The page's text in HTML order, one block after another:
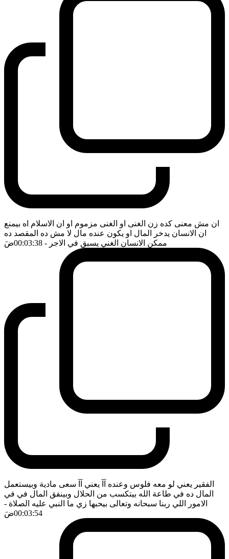
ان مش معنى كده زن الغنى او الغنى مزموم او ان الاسلام اه بيمنع
ان الانسان يدخر المال او يكون عنده مال لا مش ده المقصد ده
ممكن الانسان الغني يسبق في الاجر - 00:03:38 ضَ
الفقير يعني لو معه فلوس وعنده آآ يعني آآ سعى مادية وبيستعمل
المال ده في طاعة الله بيتكسب من الحلال وبينفق المال في في
الامور اللي ربنا سبحانه وتعالى بيحبها زي ما النبي عليه الصلاة -
00:03:54ضَ